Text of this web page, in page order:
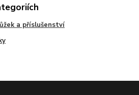
a příslušenství